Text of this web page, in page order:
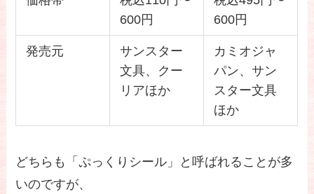
600円
600円
発売元
サンスター
文具、クー
リアほか
カミオジャ
パン、サン
スター文具
ほか
どちらも「ぷっくりシール」と呼ばれることが多
いのですが、